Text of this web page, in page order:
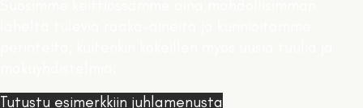
Tutustu esimerkkiin juhlamenusta